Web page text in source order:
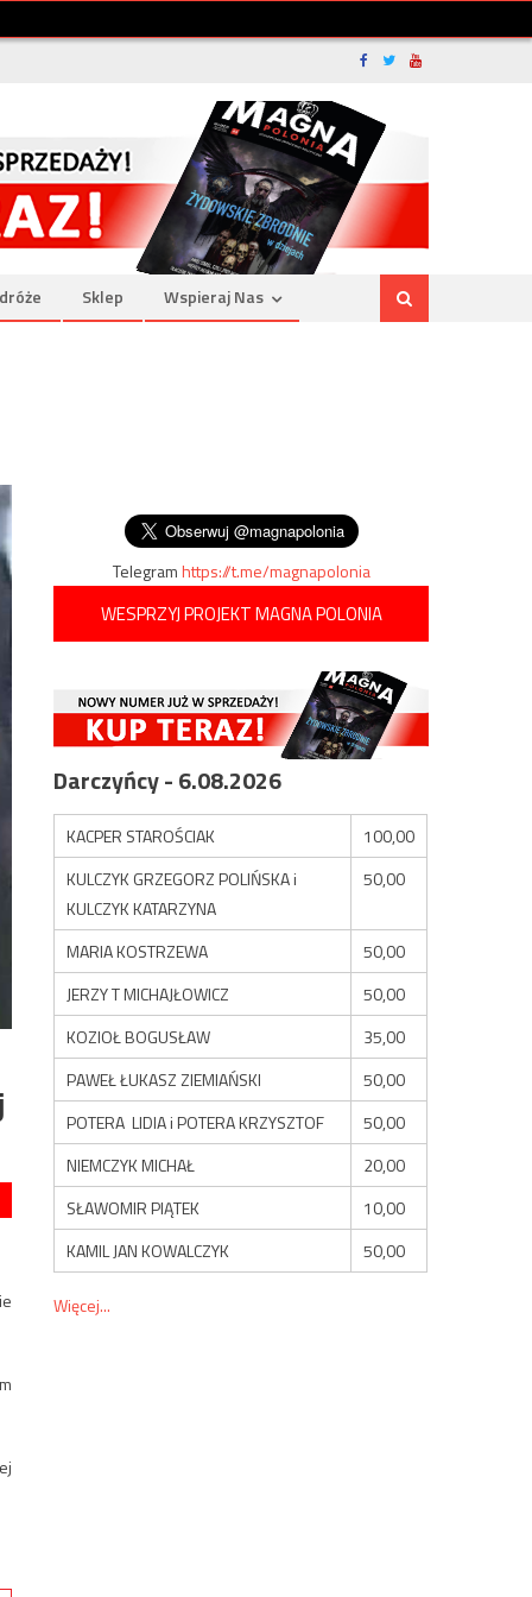
Sklep Wspieraj Nas
Telegramhttps://t.me/magnapolonia
WESPRZYJ PROJEKT MAGNA POLONIA
Darczyńcy - 6.08.2026
KACPER STAROŚCIAK
100,00
KULCZYK GRZEGORZ POLIŃSKA i
KULCZYK KATARZYNA
50,00
MARIA KOSTRZEWA
50,00
JERZY T MICHAJŁOWICZ
50,00
KOZIOŁ BOGUSŁAW
35,00
PAWEŁ ŁUKASZ ZIEMIAŃSKI
50,00
POTERA LIDIA i POTERA KRZYSZTOF
50,00
NIEMCZYK MICHAŁ
20,00
SŁAWOMIR PIĄTEK
10,00
KAMIL JAN KOWALCZYK
50,00
Więcej...